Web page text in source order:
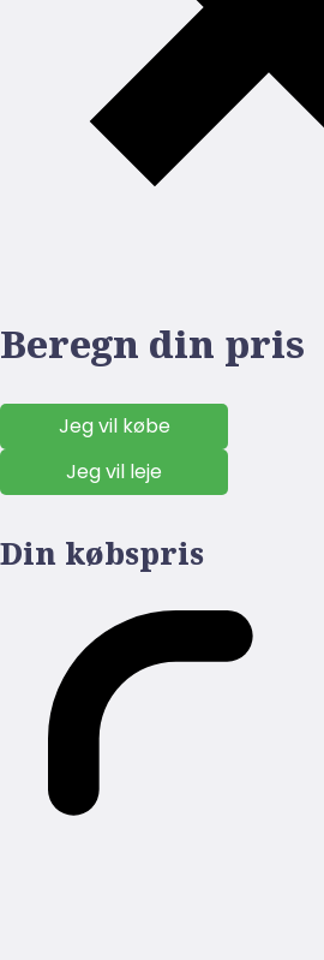
Beregn din pris
Jeg vil købe
Jeg vil leje
Din købspris